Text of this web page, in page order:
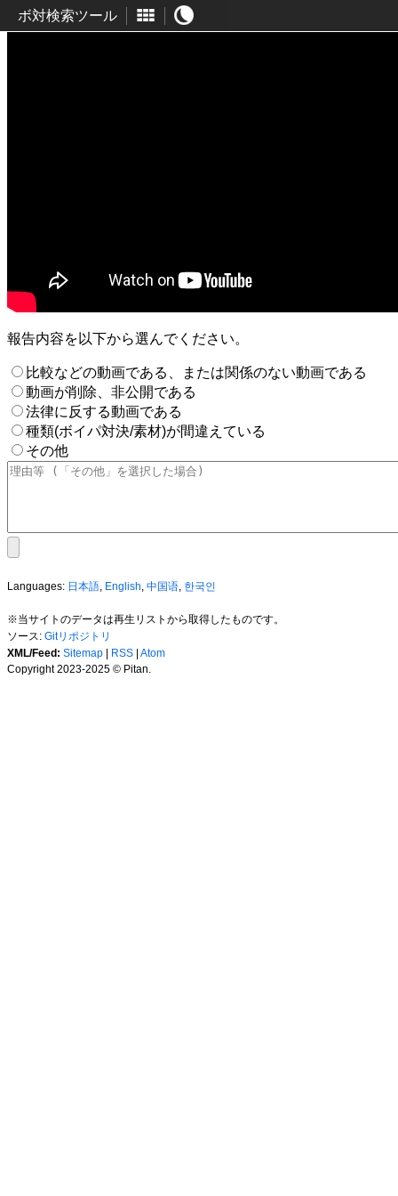
ボ対検索ツール
報告内容を以下から選んでください。
比較などの動画である、または関係のない動画である
動画が削除、非公開である
法律に反する動画である
種類(ボイパ対決/素材)が間違えている
その他
Languages: 日本語, English, 中国语, 한국인
※当サイトのデータは再生リストから取得したものです。
ソース: Gitリポジトリ
XML/Feed: Sitemap RSS Atom
Copyright 2023-2025 © Pitan.